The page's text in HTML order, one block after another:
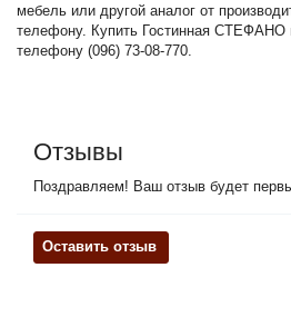
мебель или другой аналог от
телефону. Купить Гостинная СТЕФАНО
телефону (096) 73-08-770.
Отзывы
Поздравляем! Ваш отзыв будет
Оставить отзыв